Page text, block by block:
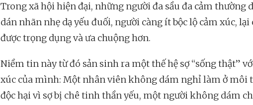
Trong xã hội hiện đại, những người đa sầu đa cảm thường
dán nhãn nhẹ dạ yếu đuối, người càng ít bộc lộ cảm xúc, lại
được trọng dụng và ưa chuộng hơn.
Niềm tin này từ đó sản sinh ra một thế hệ sợ “sống thật”
xúc của mình: Một nhân viên không dám nghỉ làm ở môi
độc hại vì sợ bị chê tinh thần yếu, một người không dám